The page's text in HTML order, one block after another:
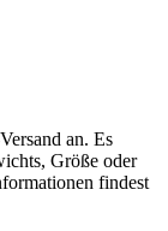
an. Es
Größe oder
findest